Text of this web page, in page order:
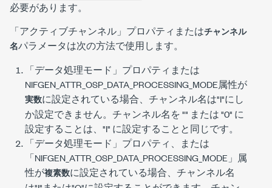
必要があります。
「アクティブチャンネル」プロパティまたはチャンネル
名パラメータは次の方法で使用します。
「データ処理モード」プロパティまたは
NIFGEN_ATTR_OSP_DATA_PROCESSING_MODE属性が
実数に設定されている場合、チャンネル名は"I"にし
か設定できません。チャンネル名を"" または"0" に
設定することは、 "I" に設定することと同じです。
「データ処理モード」プロパティ、または
「NIFGEN_ATTR_OSP_DATA_PROCESSING_MODE 」属
性が複素数に設定されている場合、チャンネル名